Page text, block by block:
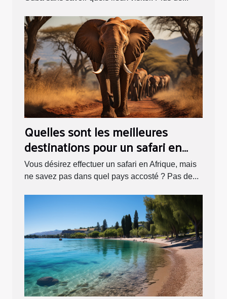
Quelles sont les meilleures
destinations pour un safari en
Afrique ?
Vous désirez effectuer un safari en Afrique, mais
ne savez pas dans quel pays accosté ? Pas de...